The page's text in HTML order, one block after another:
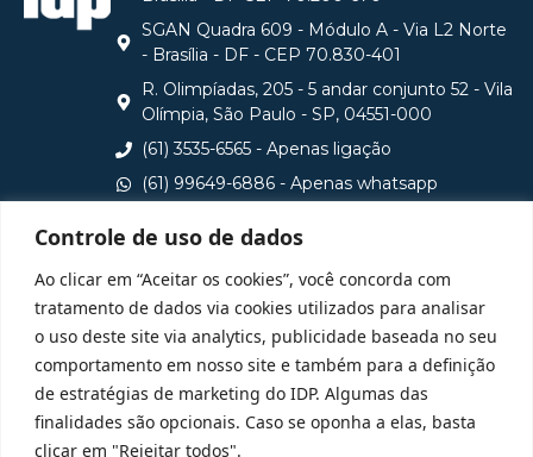
Controle de uso de dados
Ao clicar em “Aceitar os cookies”, você concorda com
tratamento de dados via cookies utilizados para analisar
o uso deste site via analytics, publicidade baseada no seu
comportamento em nosso site e também para a definição
de estratégias de marketing do IDP. Algumas das
finalidades são opcionais. Caso se oponha a elas, basta
clicar em "Rejeitar todos".
SGAN Quadra 609 - Módulo A - Via L2 Norte
- Brasília - DF - CEP 70.830-401
R. Olimpíadas, 205 - 5 andar conjunto 52 - Vila
Olímpia, São Paulo - SP, 04551-000
(61) 3535-6565 - Apenas ligação
(61) 99649-6886 - Apenas whatsapp
Consulte aqui o cadastro da Instituição no Sistema e-
MEC